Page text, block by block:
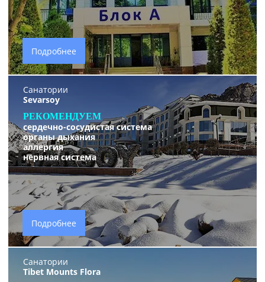
Подробнее
Санатории
Sevarsoy
РЕКОМЕНДУЕМ
сердечно-сосудистая система
органы дыхания
аллергия
нервная система
Подробнее
Санатории
Tibet Mounts Flora